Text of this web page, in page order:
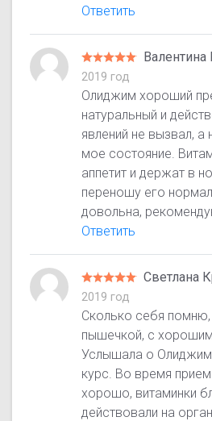
Ответить
2019 год
Олиджим хороший
натуральный и
явлений не вызвал,
мое состояние.
аппетит и держат в
переношу его
довольна,
Ответить
Светлана
2019 год
Сколько себя
пышечкой, с хорошим
Услышала о
курс. Во время
хорошо, витаминки
действовали на